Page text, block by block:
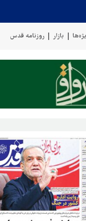
بازار روزنامه قدس